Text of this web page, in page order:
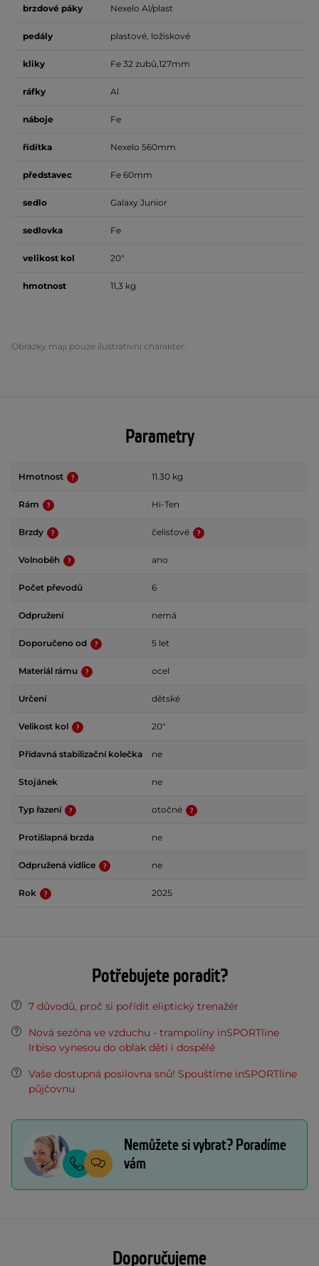
brzdové páky Nexelo Al/plast
pedály plastové, ložiskové
kliky Fe 32 zubů,127mm
ráfky Al
náboje Fe
řídítka Nexelo 560mm
představec Fe 60mm
sedlo Galaxy Junior
sedlovka Fe
velikost kol 20"
hmotnost 11,3 kg
Obrázky mají pouze ilustrativní charakter.
Parametry
Hmotnost 11.30 kg
Rám Hi-Ten
Brzdy čelisťové
Volnoběh ano
Počet převodů 6
Odpružení nemá
Doporučeno od 5 let
Materiál rámu ocel
Určení dětské
Velikost kol 20"
Přídavná stabilizační kolečka ne
Stojánek ne
Typ řazení otočné
Protišlapná brzda ne
Odpružená vidlice ne
Rok 2025
Potřebujete poradit?
7 důvodů, proč si pořídit eliptický trenažér
Nová sezóna ve vzduchu - trampolíny inSPORTline
Irbiso vynesou do oblak děti i dospělé
Vaše dostupná posilovna snů! Spouštíme inSPORTline
půjčovnu
Nemůžete si vybrat? Poradíme
vám
Doporučujeme